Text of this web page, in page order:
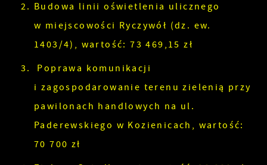
Budowa linii oświetlenia ulicznego
w miejscowości Ryczywół (dz. ew.
1403/4), wartość: 73 469,15 zł
Poprawa komunikacji
i zagospodarowanie terenu zielenią przy
pawilonach handlowych na ul.
Paderewskiego w Kozienicach, wartość:
70 700 zł